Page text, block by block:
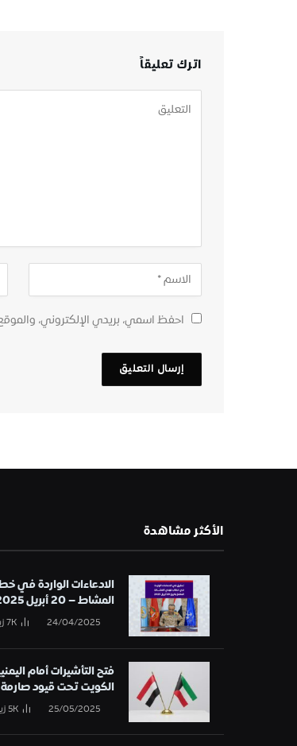
اترك تعليقاً
احفظ اسمي، بريدي الإلكتروني،
الأكثر مشاهدة
الادعاءات الواردة في
المشاط – 20 أبريل 2025
24/04/2025
7K
فتح التأشيرات أمام
الكويت تحت قيود صارمة
25/05/2025
5K